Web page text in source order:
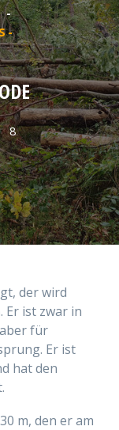
-
8
der wird
Er ist zwar in
für
Er ist
hat den
m, den er am